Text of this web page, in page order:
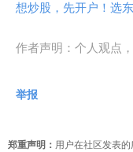
想炒股，先开户！选
作者声明：个人观点
举报
郑重声明： 用户在社区发表